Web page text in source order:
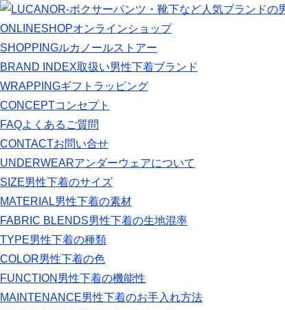
ONLINESHOPオンラインショップ
SHOPPINGルカノールストアー
BRAND INDEX取扱い男性下着ブランド
WRAPPINGギフトラッピング
CONCEPTコンセプト
FAQよくあるご質問
CONTACTお問い合せ
UNDERWEARアンダーウェアについて
SIZE男性下着のサイズ
MATERIAL男性下着の素材
FABRIC BLENDS男性下着の生地混率
TYPE男性下着の種類
COLOR男性下着の色
FUNCTION 男性下着の機能性
MAINTENANCE男性下着のお手入れ方法